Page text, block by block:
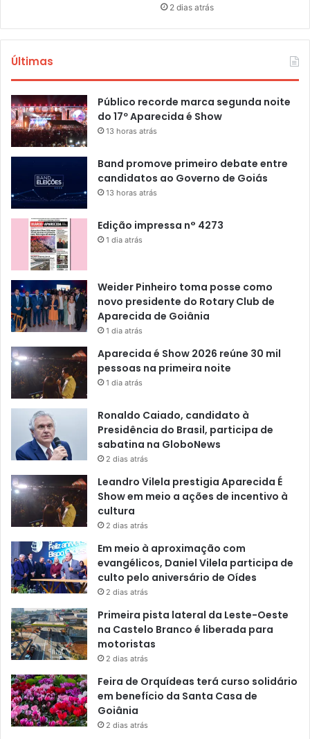
2 dias atrás
Últimas
Público recorde marca segunda noite
do 17º Aparecida é Show
13 horas atrás
Band promove primeiro debate entre
candidatos ao Governo de Goiás
13 horas atrás
Edição impressa n° 4273
1 dia atrás
Weider Pinheiro toma posse como
novo presidente do Rotary Club de
Aparecida de Goiânia
1 dia atrás
Aparecida é Show 2026 reúne 30 mil
pessoas na primeira noite
1 dia atrás
Ronaldo Caiado, candidato à
Presidência do Brasil, participa de
sabatina na GloboNews
2 dias atrás
Leandro Vilela prestigia Aparecida É
Show em meio a ações de incentivo à
cultura
2 dias atrás
Em meio à aproximação com
evangélicos, Daniel Vilela participa de
culto pelo aniversário de Oídes
2 dias atrás
Primeira pista lateral da Leste-Oeste
na Castelo Branco é liberada para
motoristas
2 dias atrás
Feira de Orquídeas terá curso solidário
em benefício da Santa Casa de
Goiânia
2 dias atrás